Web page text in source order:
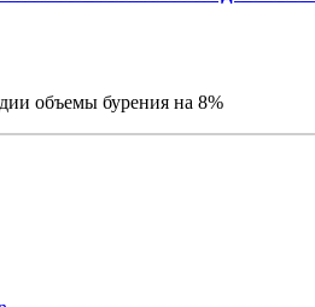
объемы бурения на 8%